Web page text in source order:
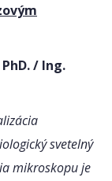
/ Ing.
svetelný
mikroskopu je